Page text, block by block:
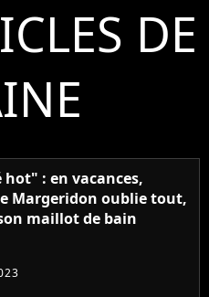
DE
hot" : en vacances,
Margeridon oublie tout,
maillot de bain